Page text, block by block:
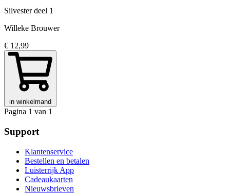
Silvesterdeel 1
Willeke Brouwer
€ 12,99
in winkelmand
Pagina 1 van 1
Support
Klantenservice
Bestellen en betalen
Luisterrijk App
Cadeaukaarten
Nieuwsbrieven